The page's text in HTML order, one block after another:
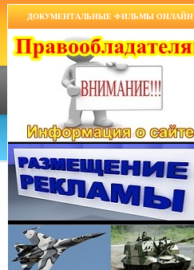
ДОКУМЕНТАЛЬНЫЕ ФИЛЬМЫ ОНЛАЙН